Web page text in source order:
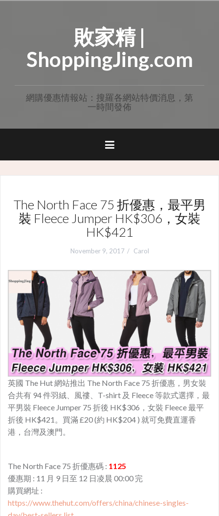
敗家精 |
ShoppingJing.com
網購優惠情報站：搜羅各網站特價消息，第
一時間發佈
The North Face 75 折優惠，最平男
裝 Fleece Jumper HK$306，女裝
HK$421
November 9, 2017 Carol
英國 The Hut 網站推出 The North Face 75 折優惠，男女裝
合共有 94 件羽絨、風䄛、T-shirt 及 Fleece 等款式選擇，最
平男裝 Fleece Jumper 75 折後 HK$306，女裝 Fleece 最平
折後 HK$421。買滿 £20 (約 HK$204 ) 就可免費直運香
港，台灣及澳門。
The North Face 75 折優惠碼 : 1125
優惠期 : 11 月 9 日至 12 日凌晨 00:00 完
購買網址 :
https://www.thehut.com/offers/china/chinese-singles-